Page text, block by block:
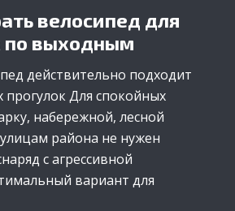
велосипед для
по выходным
действительно подходит
Для спокойных
набережной, лесной
района не нужен
с агрессивной
вариант для